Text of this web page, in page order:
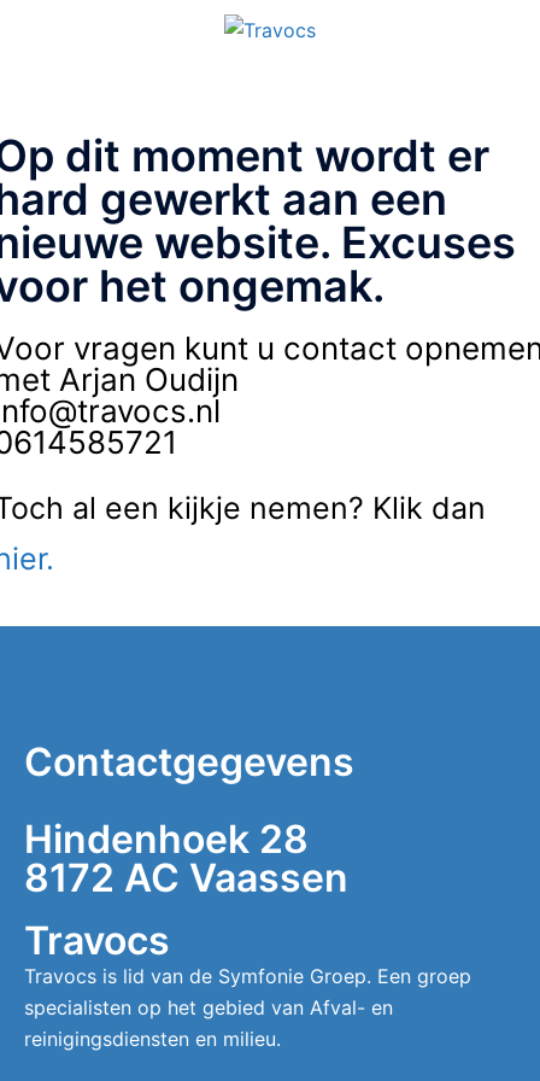
dit moment wordt er
gewerkt aan een
website. Excuses
het ongemak.
vragen kunt u contact
Arjan Oudijn
al een kijkje nemen? Klik dan
Contactgegevens
Hindenhoek 28
8172 AC Vaassen
Travocs
Travocs is lid van de Symfonie Groep. Een groep
specialisten op het gebied van Afval- en
reinigingsdiensten en milieu.